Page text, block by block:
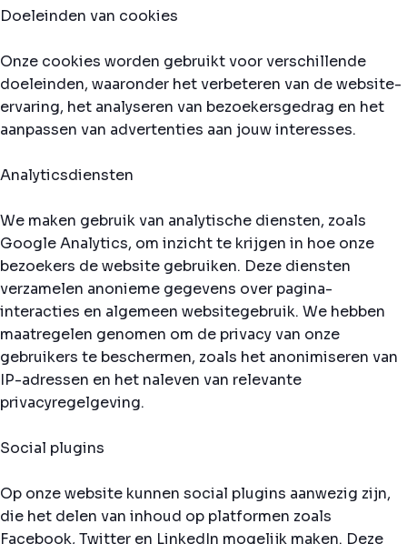
Doeleinden van cookies
Onze cookies worden gebruikt voor verschillende
doeleinden, waaronder het verbeteren van de website-
ervaring, het analyseren van bezoekersgedrag en het
aanpassen van advertenties aan jouw interesses.
Analyticsdiensten
We maken gebruik van analytische diensten, zoals
Google Analytics, om inzicht te krijgen in hoe onze
bezoekers de website gebruiken. Deze diensten
verzamelen anonieme gegevens over pagina-
interacties en algemeen websitegebruik. We hebben
maatregelen genomen om de privacy van onze
gebruikers te beschermen, zoals het anonimiseren van
IP-adressen en het naleven van relevante
privacyregelgeving.
Social plugins
Op onze website kunnen social plugins aanwezig zijn,
die het delen van inhoud op platformen zoals
Facebook, Twitter en LinkedIn mogelijk maken. Deze